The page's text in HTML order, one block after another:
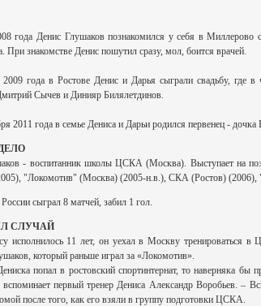
года Денис Глушаков познакомился у себя в Миллерово
При знакомстве Денис пошутил сразу, мол, боится врачей.
года в Ростове Денис и Дарья сыграли свадьбу, где в
Сычев и Динияр Билялетдинов.
2011 года в семье Дениса и Дарьи родился первенец - дочка
- воспитанник школы ЦСКА (Москва). Выступает на
"Локомотив" (Москва) (2005-н.в.), СКА (Ростов) (2006),
сыграл 8 матчей, забил 1 гол.
СЛУЧАЙ
исполнилось 11 лет, он уехал в Москву тренироваться
который раньше играл за «Локомотив».
попал в ростовский спортинтернат, то наверняка
первый тренер Дениса Александр Воробьев. –
после того, как его взяли в группу подготовки ЦСКА.